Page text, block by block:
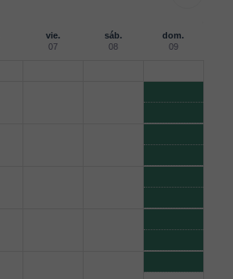
vie.
07
sáb.
08
dom.
09